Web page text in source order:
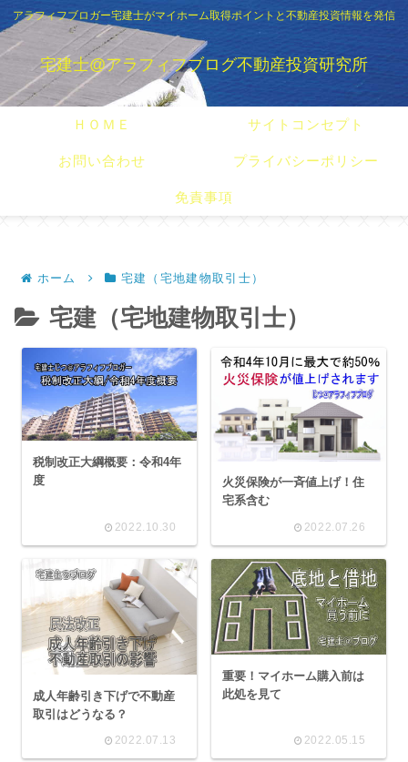
アラフィフブロガー宅建士がマイホーム取得ポイントと不動産投資情報を発信
宅建士@アラフィフブログ不動産投資研究所
ＨＯＭＥ サイトコンセプト
お問い合わせ プライバシーポリシー
免責事項
ホーム 宅建（宅地建物取引士）
宅建（宅地建物取引士）
税制改正大綱概要：令和4年
度
2022.10.30
火災保険が一斉値上げ！住
宅系含む
2022.07.26
成人年齢引き下げで不動産
取引はどうなる？
2022.07.13
重要！マイホーム購入前は
此処を見て
2022.05.15